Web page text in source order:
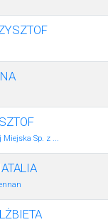
Miejska Sp. z ...